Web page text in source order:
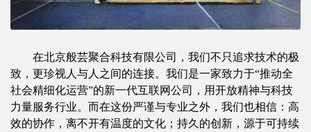
在北京般芸聚合科技有限公司，我们不只追求技术的极
致，更珍视人与人之间的连接。我们是一家致力于“推动全
社会精细化运营”的新一代互联网公司，用开放精神与科技
力量服务行业。而在这份严谨与专业之外，我们也相信：高
效的协作，离不开有温度的文化；持久的创新，源于可持续